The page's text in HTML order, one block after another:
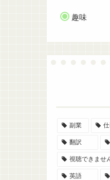
趣味
副業
翻訳
視聴できませ
英語